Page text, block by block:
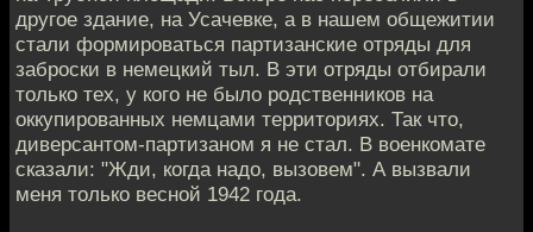
другое здание, на Усачевке, а в нашем общежитии
стали формироваться партизанские отряды для
заброски в немецкий тыл. В эти отряды отбирали
только тех, у кого не было родственников на
оккупированных немцами территориях. Так что,
диверсантом-партизаном я не стал. В военкомате
сказали: "Жди, когда надо, вызовем". А вызвали
меня только весной 1942 года.